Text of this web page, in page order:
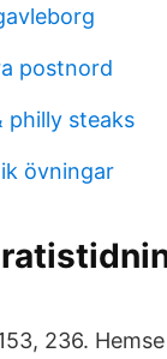
postnord
philly steaks
övningar
236.